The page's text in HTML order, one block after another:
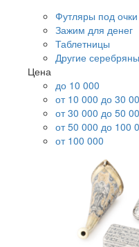
Футляры под очки
Зажим для денег
Таблетницы
Другие
Цена
до 10 000
от 10 000 до 30
от 30 000 до 50
от 50 000 до 100
от 100 000